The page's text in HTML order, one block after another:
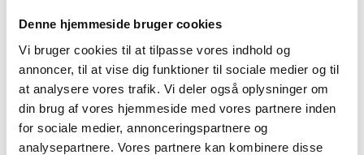
Denne hjemmeside bruger cookies
Vi bruger cookies til at tilpasse vores indhold og
annoncer, til at vise dig funktioner til sociale medier og til
at analysere vores trafik. Vi deler også oplysninger om
din brug af vores hjemmeside med vores partnere inden
for sociale medier, annonceringspartnere og
analysepartnere. Vores partnere kan kombinere disse